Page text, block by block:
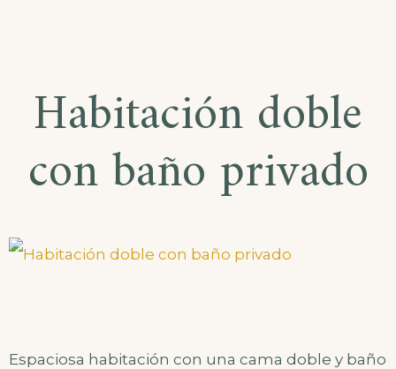
Habitación doble
con baño privado
Espaciosa habitación con una cama doble y baño